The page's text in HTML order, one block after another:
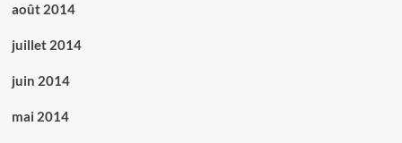
août 2014
juillet 2014
juin 2014
mai 2014